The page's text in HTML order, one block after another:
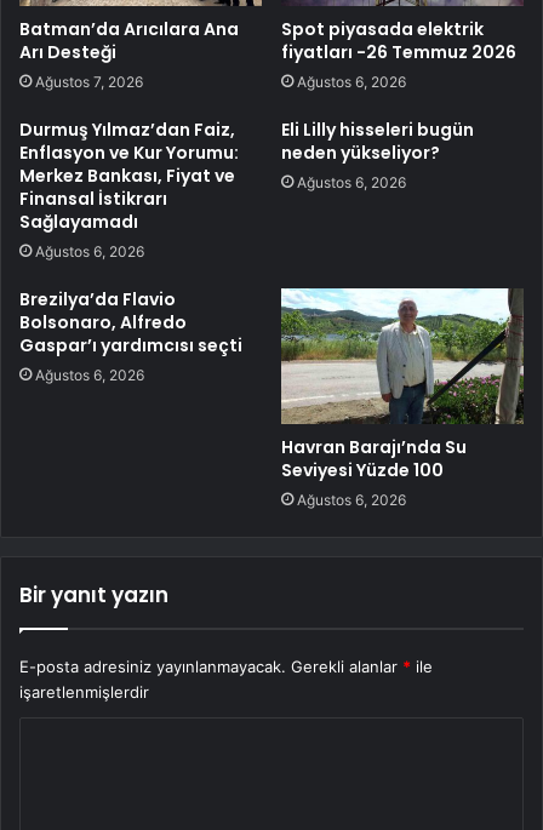
Batman’da Arıcılara Ana
Arı Desteği
Ağustos 7, 2026
Spot piyasada elektrik
fiyatları -26 Temmuz 2026
Ağustos 6, 2026
Durmuş Yılmaz’dan Faiz,
Enflasyon ve Kur Yorumu:
Merkez Bankası, Fiyat ve
Finansal İstikrarı
Sağlayamadı
Ağustos 6, 2026
Eli Lilly hisseleri bugün
neden yükseliyor?
Ağustos 6, 2026
Brezilya’da Flavio
Bolsonaro, Alfredo
Gaspar’ı yardımcısı seçti
Ağustos 6, 2026
Havran Barajı’nda Su
Seviyesi Yüzde 100
Ağustos 6, 2026
Bir yanıt yazın
E-posta adresiniz yayınlanmayacak. Gerekli alanlar * ile
işaretlenmişlerdir